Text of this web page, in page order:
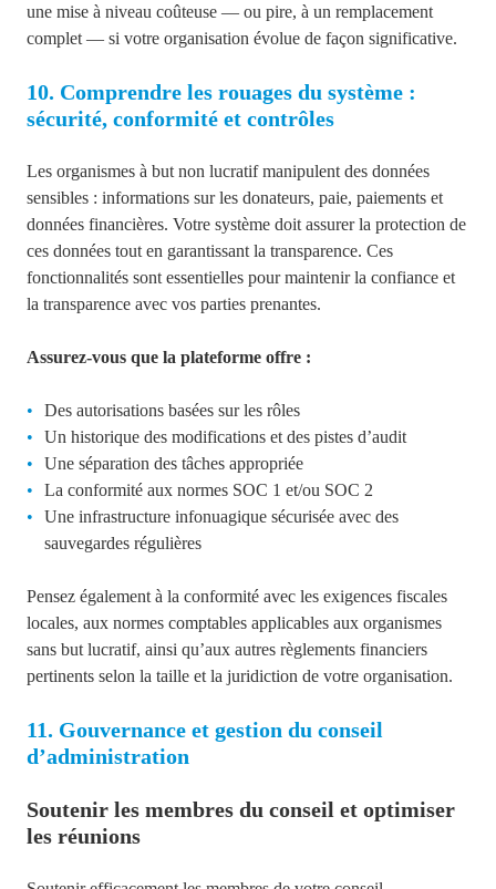
une mise à niveau coûteuse — ou pire, à un remplacement
complet — si votre organisation évolue de façon significative.
10. Comprendre les rouages du système :
sécurité, conformité et contrôles
Les organismes à but non lucratif manipulent des données
sensibles : informations sur les donateurs, paie, paiements et
données financières. Votre système doit assurer la protection de
ces données tout en garantissant la transparence. Ces
fonctionnalités sont essentielles pour maintenir la confiance et
la transparence avec vos parties prenantes.
Assurez-vous que la plateforme offre :
Des autorisations basées sur les rôles
Un historique des modifications et des pistes d’audit
Une séparation des tâches appropriée
La conformité aux normes SOC 1 et/ou SOC 2
Une infrastructure infonuagique sécurisée avec des
sauvegardes régulières
Pensez également à la conformité avec les exigences fiscales
locales, aux normes comptables applicables aux organismes
sans but lucratif, ainsi qu’aux autres règlements financiers
pertinents selon la taille et la juridiction de votre organisation.
11. Gouvernance et gestion du conseil
d’administration
Soutenir les membres du conseil et optimiser
les réunions